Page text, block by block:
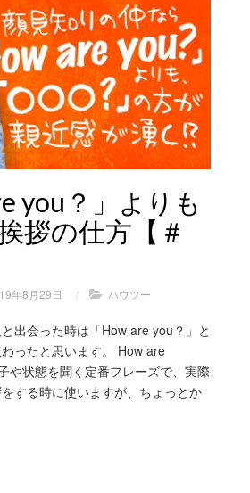
you？」よりも
拶の仕方【＃
年8月29日 / ハウツー
出会った時は「How are you？」と
ったと思います。 How are
や状態を聞く定番フレーズで、実際
する時に使いますが、ちょっとか